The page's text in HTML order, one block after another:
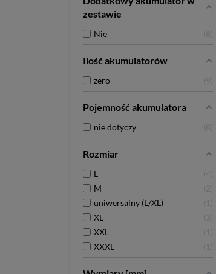
zestawie
Nie 8
Ilość akumulatorów
zero 9
Pojemność akumulatora
nie dotyczy 8
Rozmiar
L
4
M
2
uniwersalny (L/XL)
XL
3
XXL
XXXL